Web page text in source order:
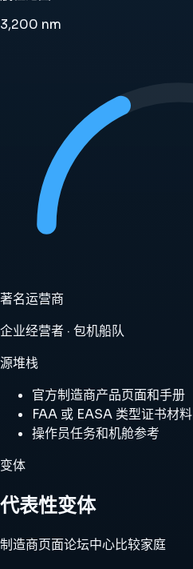
3,200 nm
著名运营商
企业经营者 · 包机船队
源堆栈
官方制造商产品页面和手册
FAA 或 EASA 类型证书材料
操作员任务和机舱参考
变体
代表性变体
制造商页面论坛中心比较家庭